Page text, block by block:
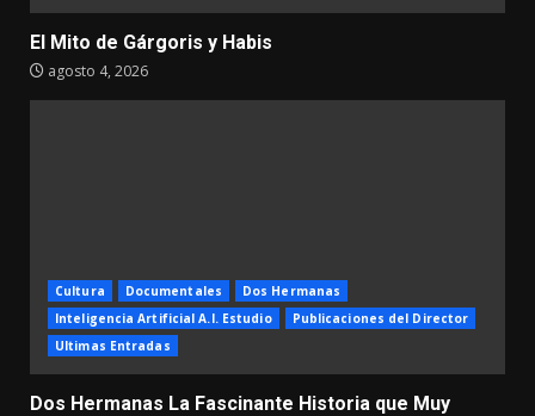
El Mito de Gárgoris y Habis
agosto 4, 2026
Cultura Documentales
Dos Hermanas
Inteligencia Artificial A.I. Estudio
Publicaciones del Director
Ultimas Entradas
Dos Hermanas La Fascinante Historia que Muy